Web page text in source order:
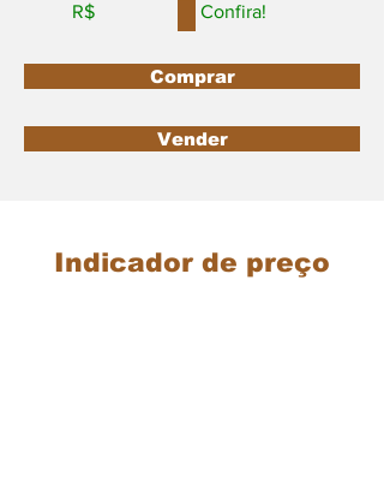
R$ Confira!
Comprar
Vender
Indicador de preço